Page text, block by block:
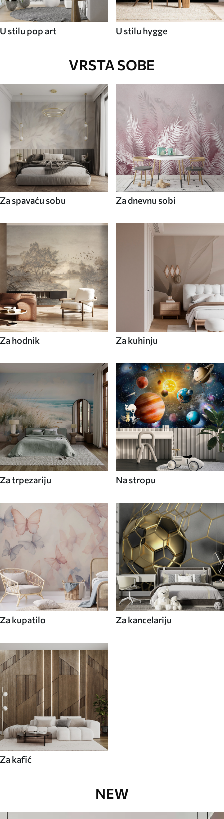
U stilu pop art U stilu hygge
VRSTA SOBE
Za spavaću sobu Za dnevnu sobi
Za hodnik Za kuhinju
Za trpezariju Na stropu
Za kupatilo Za kancelariju
Za kafić
NEW